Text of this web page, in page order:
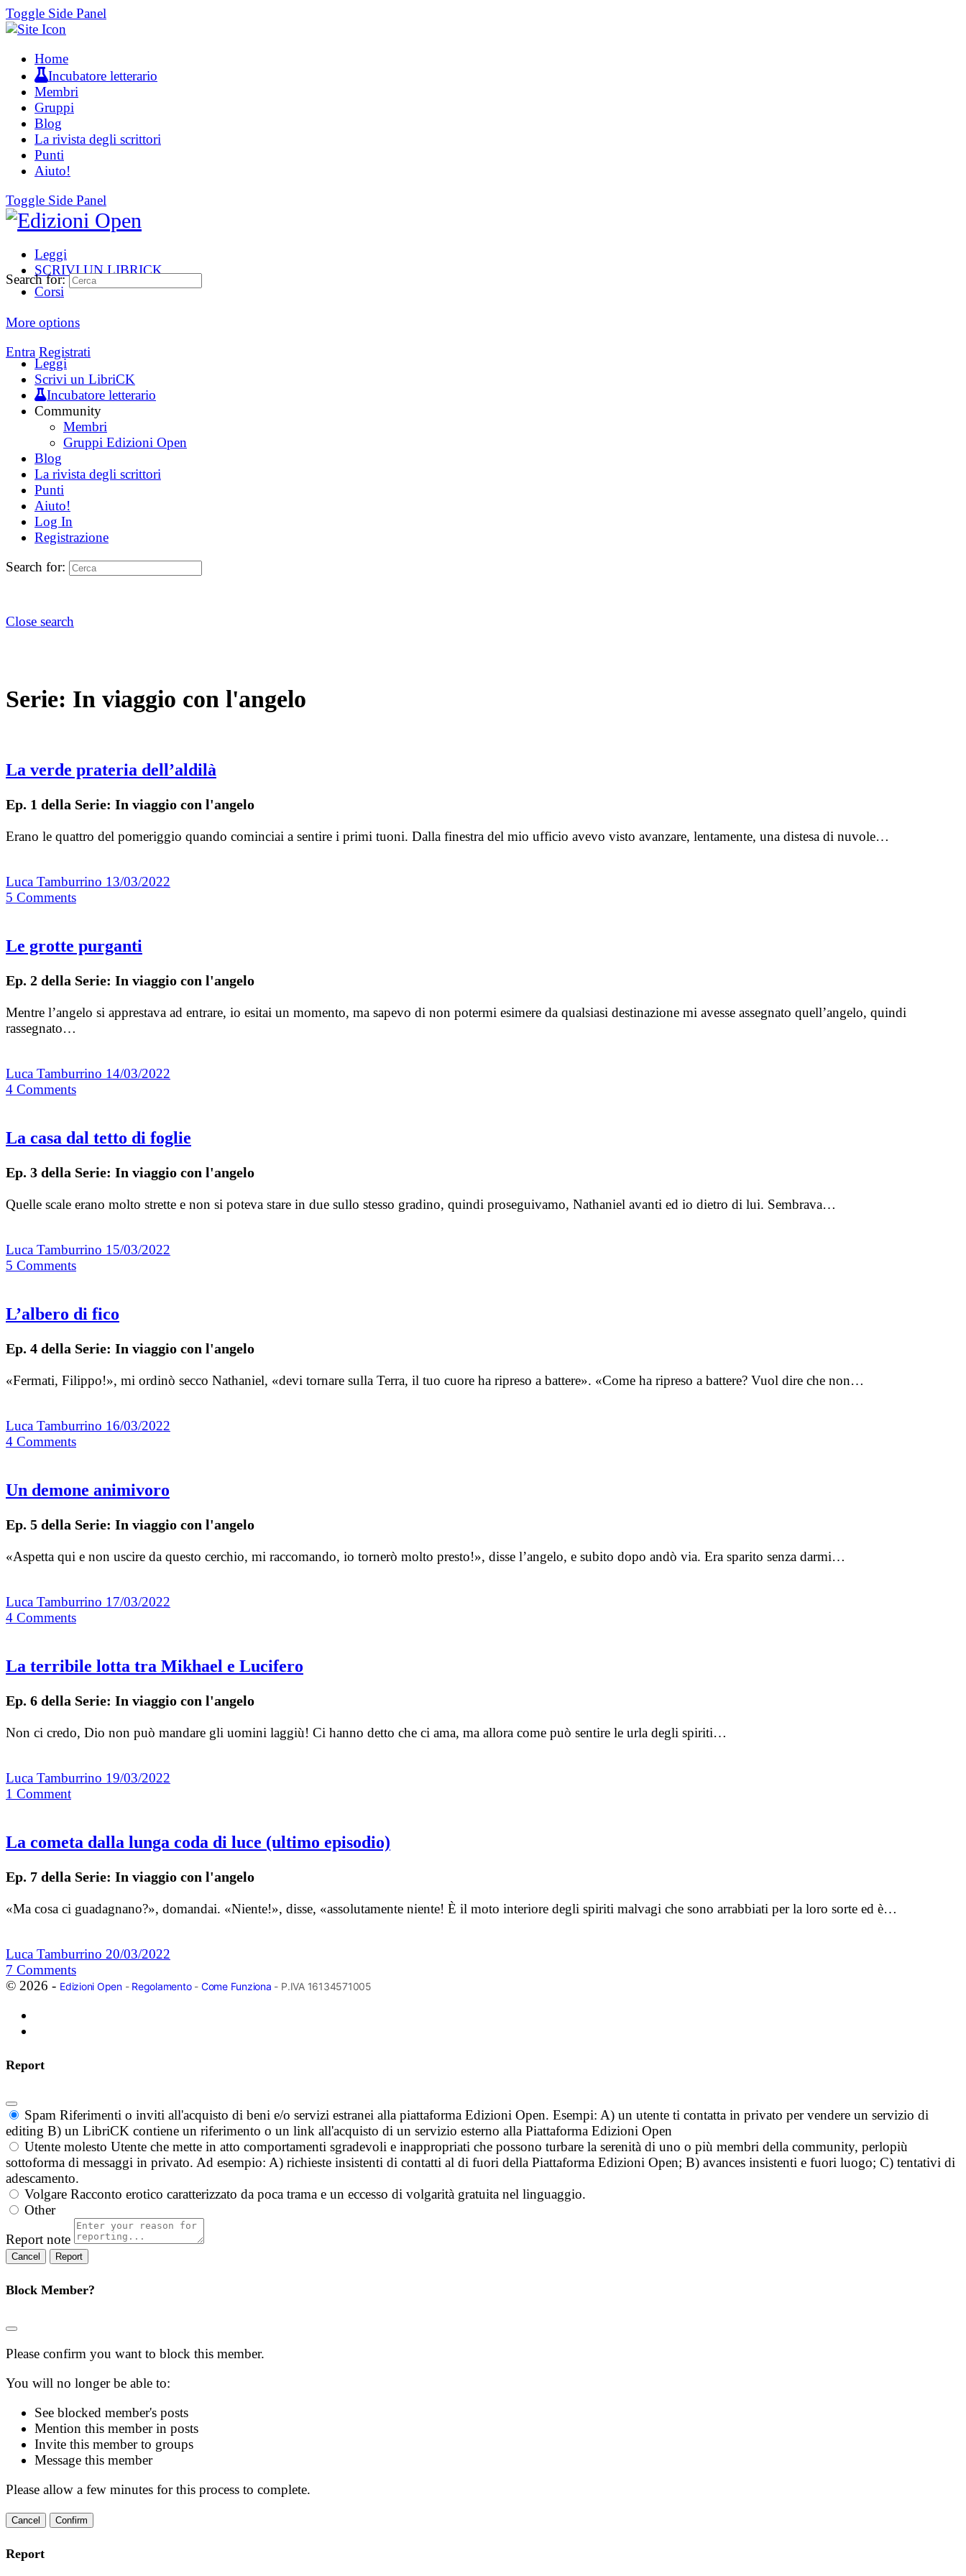
Toggle Side Panel
Home
Incubatore letterario
Membri
Gruppi
Blog
La rivista degli scrittori
Punti
Aiuto!
Toggle Side Panel
Leggi
SCRIVI UN LIBRICK
Corsi
More options
Entra Registrati
Search for:
Leggi
Scrivi un LibriCK
Incubatore letterario
Community
Membri
Gruppi Edizioni Open
Blog
La rivista degli scrittori
Punti
Aiuto!
Log In
Registrazione
Search for:
Close search
Serie: In viaggio con l'angelo
La verde prateria dell’aldilà
Ep. 1 della Serie: In viaggio con l'angelo
Erano le quattro del pomeriggio quando cominciai a sentire i primi tuoni. Dalla finestra del mio ufficio avevo visto avanzare, lentamente, una distesa di nuvole…
Luca Tamburrino 13/03/2022
5 Comments
Le grotte purganti
Ep. 2 della Serie: In viaggio con l'angelo
Mentre l’angelo si apprestava ad entrare, io esitai un momento, ma sapevo di non potermi esimere da qualsiasi destinazione mi avesse assegnato quell’angelo, quindi
rassegnato…
Luca Tamburrino 14/03/2022
4 Comments
La casa dal tetto di foglie
Ep. 3 della Serie: In viaggio con l'angelo
Quelle scale erano molto strette e non si poteva stare in due sullo stesso gradino, quindi proseguivamo, Nathaniel avanti ed io dietro di lui. Sembrava…
Luca Tamburrino 15/03/2022
5 Comments
L’albero di fico
Ep. 4 della Serie: In viaggio con l'angelo
«Fermati, Filippo!», mi ordinò secco Nathaniel, «devi tornare sulla Terra, il tuo cuore ha ripreso a battere». «Come ha ripreso a battere? Vuol dire che non…
Luca Tamburrino 16/03/2022
4 Comments
Un demone animivoro
Ep. 5 della Serie: In viaggio con l'angelo
«Aspetta qui e non uscire da questo cerchio, mi raccomando, io tornerò molto presto!», disse l’angelo, e subito dopo andò via. Era sparito senza darmi…
Luca Tamburrino 17/03/2022
4 Comments
La terribile lotta tra Mikhael e Lucifero
Ep. 6 della Serie: In viaggio con l'angelo
Non ci credo, Dio non può mandare gli uomini laggiù! Ci hanno detto che ci ama, ma allora come può sentire le urla degli spiriti…
Luca Tamburrino 19/03/2022
1 Comment
La cometa dalla lunga coda di luce (ultimo episodio)
Ep. 7 della Serie: In viaggio con l'angelo
«Ma cosa ci guadagnano?», domandai. «Niente!», disse, «assolutamente niente! È il moto interiore degli spiriti malvagi che sono arrabbiati per la loro sorte ed è…
Luca Tamburrino 20/03/2022
7 Comments
© 2026 - Edizioni Open- Regolamento- Come Funziona - P.IVA 16134571005
Report
Spam Riferimenti o inviti all'acquisto di beni e/o servizi estranei alla piattaforma Edizioni Open. Esempi: A) un utente ti contatta in privato per vendere un servizio di
editing B) un LibriCK contiene un riferimento o un link all'acquisto di un servizio esterno alla Piattaforma Edizioni Open
Utente molesto Utente che mette in atto comportamenti sgradevoli e inappropriati che possono turbare la serenità di uno o più membri della community, perlopiù
sottoforma di messaggi in privato. Ad esempio: A) richieste insistenti di contatti al di fuori della Piattaforma Edizioni Open; B) avances insistenti e fuori luogo; C) tentativi di
adescamento.
Volgare Racconto erotico caratterizzato da poca trama e un eccesso di volgarità gratuita nel linguaggio.
Other
Report note
Report
Block Member?
Please confirm you want to block this member.
You will no longer be able to:
See blocked member's posts
Mention this member in posts
Invite this member to groups
Message this member
Please allow a few minutes for this process to complete.
Confirm
Report